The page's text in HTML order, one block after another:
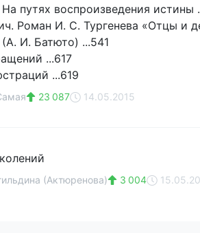
путях воспроизведения истины
Роман И. С. Тургенева «Отцы и
И. Батюто) ...541
...617
...619
23 087 14.05.2015
(Актюренова) 3 004